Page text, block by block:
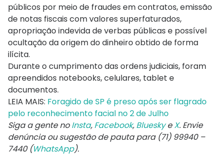
públicos por meio de fraudes em contratos, emissão
de notas fiscais com valores superfaturados,
apropriação indevida de verbas públicas e possível
ocultação da origem do dinheiro obtido de forma
ilícita.
Durante o cumprimento das ordens judiciais, foram
apreendidos notebooks, celulares, tablet e
documentos.
LEIA MAIS: Foragido de SP é preso após ser flagrado
pelo reconhecimento facial no 2 de Julho
Siga a gente noInsta, Facebook, BlueskyeX. Envie
denúncia ou sugestão de pauta para (71) 99940 –
7440 (WhatsApp).